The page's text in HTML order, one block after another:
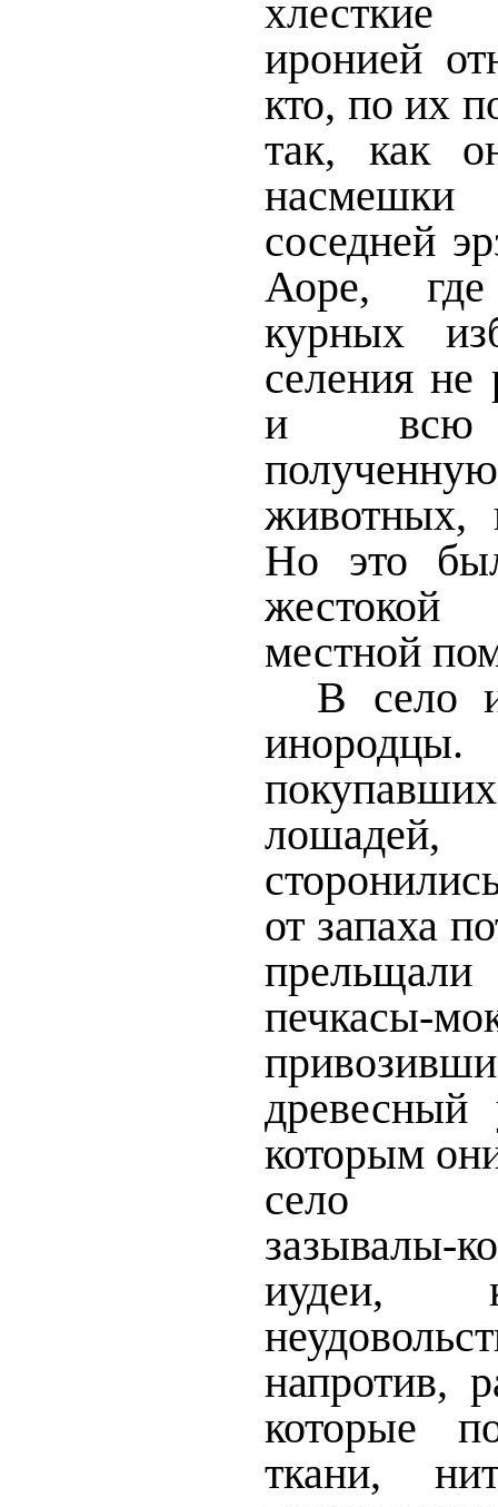
иронией
кто, по их
так, как
соседней
Аоре,
курных
селения не
и всю
животных,
Но это
жестокой
местной
В село
от запаха
печкасы-
древесный
которым
село
зазывалы-
иудеи,
напротив,
которые
ткани,